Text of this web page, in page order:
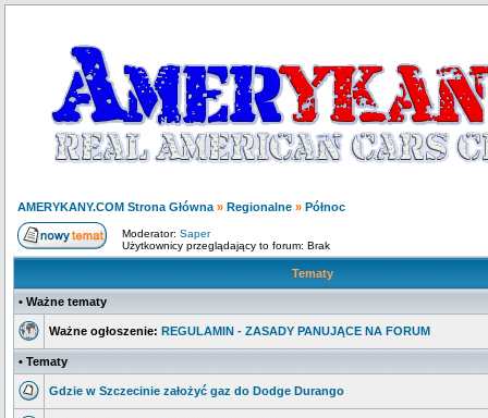
AMERYKANY.COM Strona Główna » Regionalne » Północ
Moderator: Saper
Użytkownicy przeglądający to forum: Brak
Tematy
• Ważne tematy
Ważne ogłoszenie: REGULAMIN - ZASADY PANUJĄCE NA FORUM
• Tematy
Gdzie w Szczecinie założyć gaz do Dodge Durango